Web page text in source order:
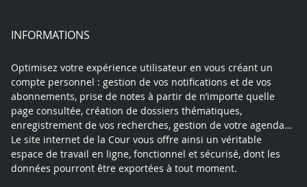
INFORMATIONS
Optimisez votre expérience utilisateur en vous créant un
compte personnel : gestion de vos notifications et de vos
abonnements, prise de notes à partir de n’importe quelle
page consultée, création de dossiers thématiques,
enregistrement de vos recherches, gestion de votre agenda…
Le site internet de la Cour vous offre ainsi un véritable
espace de travail en ligne, fonctionnel et sécurisé, dont les
données pourront être exportées à tout moment.